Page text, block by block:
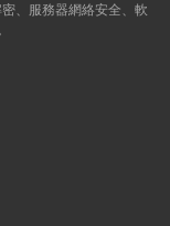
、服務器網絡安全、軟